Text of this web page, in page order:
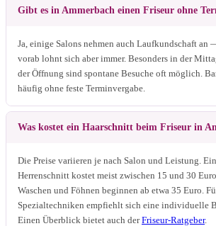
Gibt es in Ammerbach einen Friseur ohne
Ja, einige Salons nehmen auch Laufkundschaft an
vorab lohnt sich aber immer. Besonders in der
der Öffnung sind spontane Besuche oft möglich.
häufig ohne feste Terminvergabe.
Was kostet ein Haarschnitt beim Friseur in
Die Preise variieren je nach Salon und Leistung.
Herrenschnitt kostet meist zwischen 15 und 30
Waschen und Föhnen beginnen ab etwa 35 Euro.
Spezialtechniken empfiehlt sich eine individuelle
Einen Überblick bietet auch derFriseur-Ratgeber.